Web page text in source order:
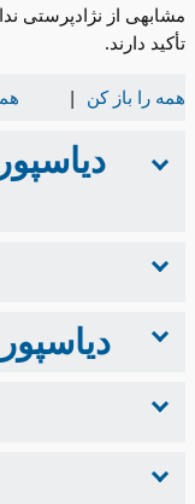
مشابهی از نژادپرستی
تأکید دارند.
همه را باز کن